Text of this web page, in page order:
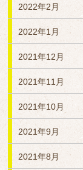
2022年2月
2022年1月
2021年12月
2021年11月
2021年10月
2021年9月
2021年8月